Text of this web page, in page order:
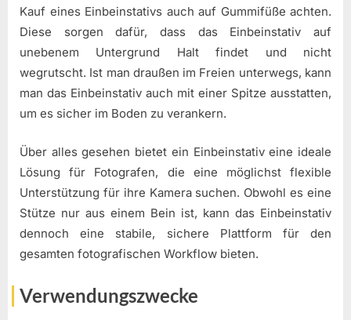
Kauf eines Einbeinstativs auch auf Gummifüße achten.
Diese sorgen dafür, dass das Einbeinstativ auf
unebenem Untergrund Halt findet und nicht
wegrutscht. Ist man draußen im Freien unterwegs, kann
man das Einbeinstativ auch mit einer Spitze ausstatten,
um es sicher im Boden zu verankern.
Über alles gesehen bietet ein Einbeinstativ eine ideale
Lösung für Fotografen, die eine möglichst flexible
Unterstützung für ihre Kamera suchen. Obwohl es eine
Stütze nur aus einem Bein ist, kann das Einbeinstativ
dennoch eine stabile, sichere Plattform für den
gesamten fotografischen Workflow bieten.
Verwendungszwecke